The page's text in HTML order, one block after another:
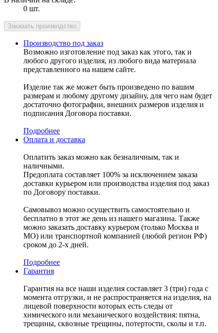
0 шт.
Производство под заказ
Возможно изготовление под заказ как этого, так и
любого другого изделия, из любого вида материала
представленного на нашем сайте.
Изделие так же может быть произведено по вашим
размерам и любому другому дизайну, для чего нам будет
достаточно фотографии, внешних размеров изделия и
подписания Договора поставки.
Подробнее
Оплата и доставка
Оплатить заказ можно как безналичным, так и
наличными.
Предоплата составляет 100% за исключением заказа
доставки курьером или производства изделия под заказ
по Договору поставки.
Самовывоз можно осуществить самостоятельно и
бесплатно в этот же день из нашего магазина. Также
можно заказать доставку курьером (только Москва и
МО) или транспортной компанией (любой регион РФ)
сроком до 2-х дней.
Подробнее
Гарантия
Гарантия на все наши изделия составляет 3 (три) года с
момента отгрузки, и не распространяется на изделия, на
лицевой поверхности которых есть следы от
химического или механического воздействия: пятна,
трещины, сквозные трещины, потертости, сколы и т.п.